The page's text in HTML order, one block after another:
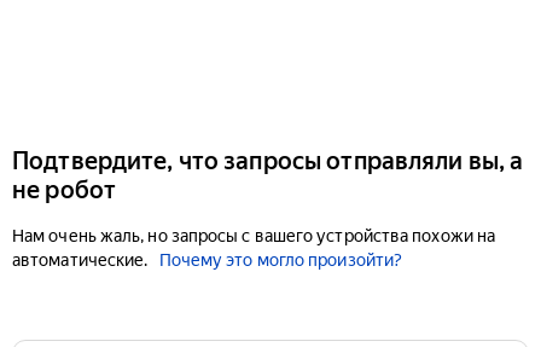
Подтвердите, что запросы отправляли вы, а
не робот
Нам очень жаль, но запросы с вашего устройства похожи на
автоматические.
Почему это могло произойти?